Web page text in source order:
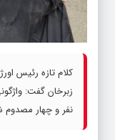
کلام تازه رئیس
زبرخان گفت:
نفر و چهار مصدوم